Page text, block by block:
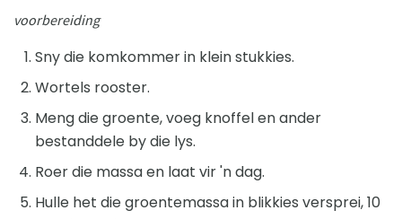
voorbereiding
Sny die komkommer in klein stukkies.
Wortels rooster.
Meng die groente, voeg knoffel en ander
bestanddele by die lys.
Roer die massa en laat vir 'n dag.
Hulle het die groentemassa in blikkies versprei, 10